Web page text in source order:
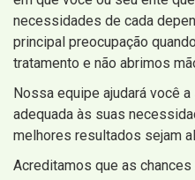
necessidades de cada
principal preocupação
tratamento e não abrimos
Nossa equipe ajudará você
adequada às suas
melhores resultados sejam
Acreditamos que as